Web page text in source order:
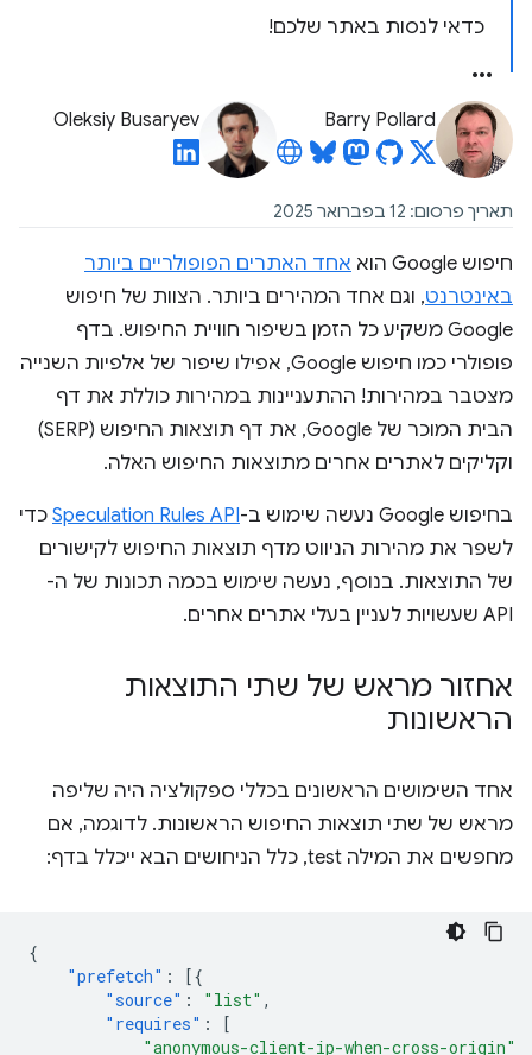
כדאי לנסות באתר שלכם!
Barry Pollard
Oleksiy Busaryev
תאריך פרסום: 12 בפברואר 2025
חיפוש Google הוא
אחד האתרים הפופולריים ביותר
באינטרנט, וגם אחד המהירים ביותר. הצוות של חיפוש
Google משקיע כל הזמן בשיפור חוויית החיפוש. בדף
פופולרי כמו חיפוש Google, אפילו שיפור של אלפיות השנייה
מצטבר במהירות! ההתעניינות במהירות כוללת את דף
הבית המוכר של Google, את דף תוצאות החיפוש (SERP)
וקליקים לאתרים אחרים מתוצאות החיפוש האלה.
בחיפוש Google נעשה שימוש ב- Speculation Rules API כדי
לשפר את מהירות הניווט מדף תוצאות החיפוש לקישורים
של התוצאות. בנוסף, נעשה שימוש בכמה תכונות של ה-
API שעשויות לעניין בעלי אתרים אחרים.
אחזור מראש של שתי התוצאות
הראשונות
אחד השימושים הראשונים בכללי ספקולציה היה שליפה
מראש של שתי תוצאות החיפוש הראשונות. לדוגמה, אם
מחפשים את המילה test, כלל הניחושים הבא ייכלל בדף:
{
"prefetch" :
[{
"source" : "list" ,
"requires" :
[
"anonymous-client-ip-when-cross-origin"